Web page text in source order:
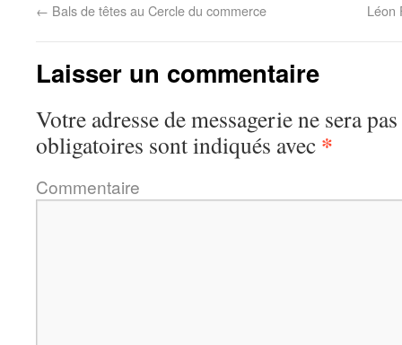
← Bals de têtes au Cercle du commerce Léon
Laisser un commentaire
Votre adresse de messagerie ne sera
obligatoires sont indiqués avec *
Commentaire